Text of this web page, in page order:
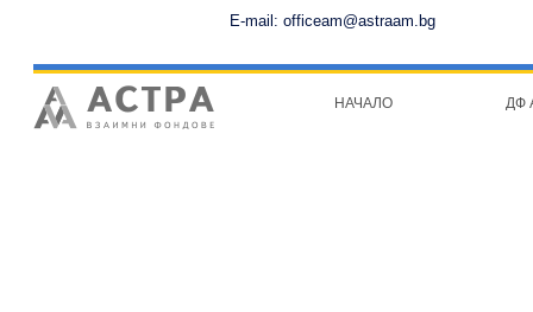
E-mail: officeam@astraam.bg
НАЧАЛО ДФ